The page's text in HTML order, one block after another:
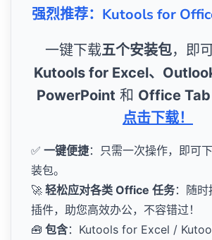
强烈推荐：Kutools for
一键下载五个安装包，即
Kutools for Excel、
PowerPoint 和 Office
点击下载！
✅ 一键便捷：只需一次操作，即可
装包。
🚀 轻松应对各类 Office 任务：随
插件，助您高效办公，不容错过！
🧰 包含：Kutools for Excel /